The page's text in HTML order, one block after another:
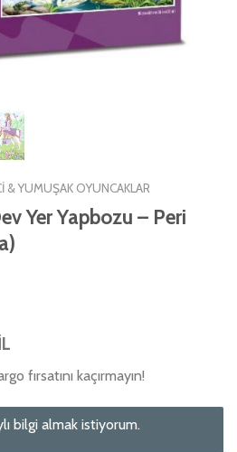
& YUMUŞAK OYUNCAKLAR
Yer Yapbozu – Peri
fırsatını kaçırmayın!
bilgi almak istiyorum.